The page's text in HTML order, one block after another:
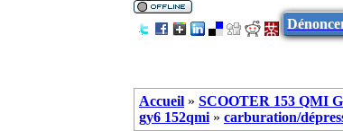
Accueil » SCOOTER 153 QMI
gy6 152qmi » carburation/